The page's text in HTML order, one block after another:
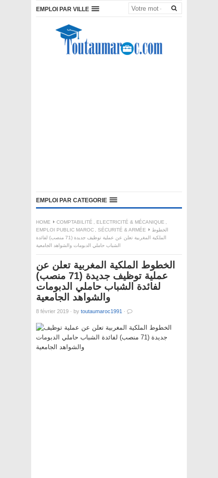
EMPLOI PAR VILLE
EMPLOI PAR CATEGORIE
HOME COMPTABILITÉ , ELECTRICITÉ & MÉCANIQUE ,
EMPLOI PUBLIC MAROC , SÉCURITÉ & ARMÉE
الخطوط
الملكية المغربية تعلن عن عملية توظيف جديدة (71 منصب) لفائدة
الشباب حاملي الدبومات والشواهد الجامعية
الخطوط الملكية المغربية تعلن عن
عملية توظيف جديدة (71 منصب)
لفائدة الشباب حاملي الدبومات
والشواهد الجامعية
8 février 2019 · by toutaumaroc1991 ·